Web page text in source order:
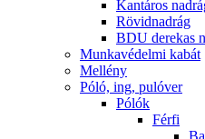
Kantáros
Rövidnadrág
BDU derekas
Munkavédelmi kabát
Mellény
Póló, ing, pulóver
Pólók
Férfi